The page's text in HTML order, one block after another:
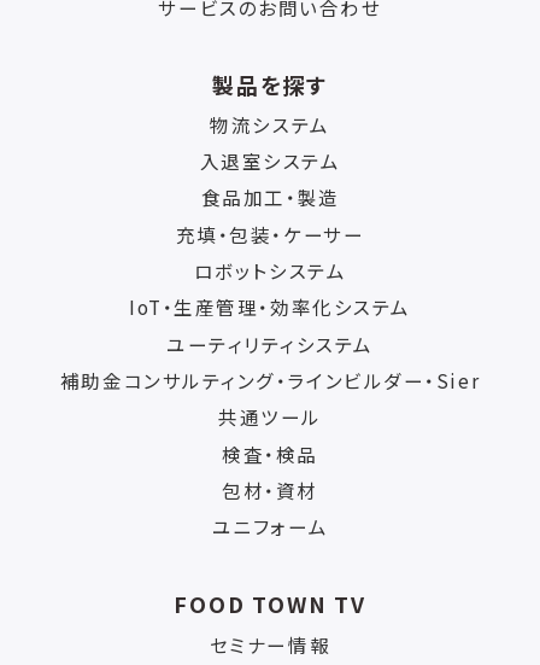
サービスのお問い合わせ
製品を探す
物流システム
入退室システム
食品加工・製造
充填・包装・ケーサー
ロボットシステム
IoT・生産管理・効率化システム
ユーティリティシステム
補助金コンサルティング・ラインビルダー・Sier
共通ツール
検査・検品
包材・資材
ユニフォーム
FOOD TOWN TV
セミナー情報